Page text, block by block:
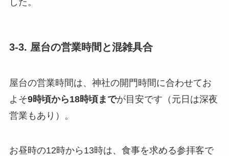
した。
3-3. 屋台の営業時間と混雑具合
屋台の営業時間は、神社の開門時間に合わせてお
よそ9時頃から18時頃までが目安です（元日は深夜
営業もあり）。
お昼時の12時から13時は、食事を求める参拝客で